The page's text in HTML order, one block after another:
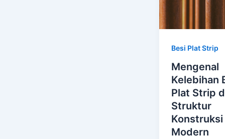
Besi Plat Strip
Mengenal
Kelebihan
Plat Strip
Struktur
Konstruksi
Modern